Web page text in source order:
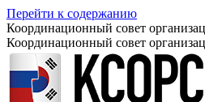
Перейти к содержанию
Координационный совет
Координационный совет